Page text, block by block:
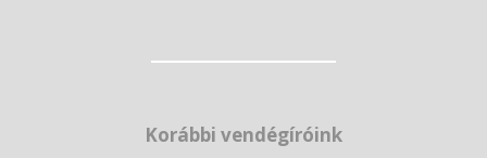
Korábbi vendégíróink